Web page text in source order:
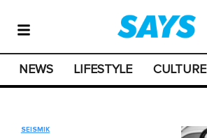
NEWS LIFESTYLE CULTURE
SEISMIK